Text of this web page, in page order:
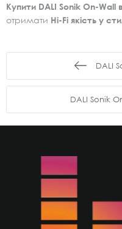
Купити DALI Sonik On-Wall
отримати Hi-Fi якість у
DALI
DALI Sonik